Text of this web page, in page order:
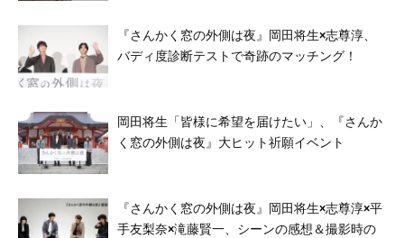
『さんかく窓の外側は夜』岡田将生×志尊淳、
バディ度診断テストで奇跡のマッチング！
岡田将生「皆様に希望を届けたい」、『さんか
く窓の外側は夜』大ヒット祈願イベント
『さんかく窓の外側は夜』岡田将生×志尊淳×平
手友梨奈×滝藤賢一、シーンの感想＆撮影時の